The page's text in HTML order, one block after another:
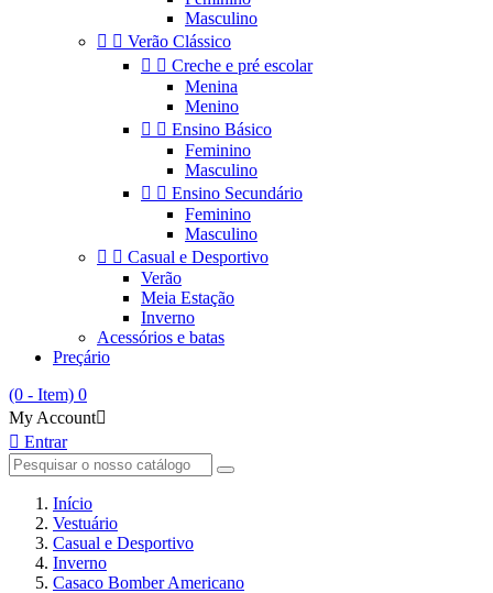
Masculino
  Verão Clássico
  Creche e pré escolar
Menina
Menino
  Ensino Básico
Feminino
Masculino
  Ensino Secundário
Feminino
Masculino
  Casual e Desportivo
Verão
Meia Estação
Inverno
Acessórios e batas
Preçário
(0 - Item) 0
My Account
 Entrar
Início
Vestuário
Casual e Desportivo
Inverno
Casaco Bomber Americano